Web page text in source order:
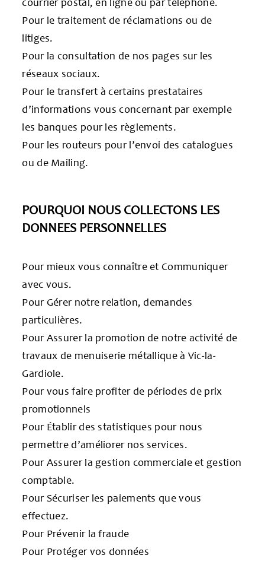
Pour le traitement de réclamations ou de
litiges.
Pour la consultation de nos pages sur les
réseaux sociaux.
Pour le transfert à certains prestataires
d’informations vous concernant par exemple
les banques pour les règlements.
Pour les routeurs pour l’envoi des catalogues
ou de Mailing.
POURQUOI NOUS COLLECTONS LES
DONNEES PERSONNELLES
Pour mieux vous connaître et Communiquer
avec vous.
Pour Gérer notre relation, demandes
particulières.
Pour Assurer la promotion de notre activité de
travaux de menuiserie métallique à Vic-la-
Gardiole.
Pour vous faire profiter de périodes de prix
promotionnels
Pour Établir des statistiques pour nous
permettre d’améliorer nos services.
Pour Assurer la gestion commerciale et gestion
comptable.
Pour Sécuriser les paiements que vous
effectuez.
Pour Prévenir la fraude
Pour Protéger vos données